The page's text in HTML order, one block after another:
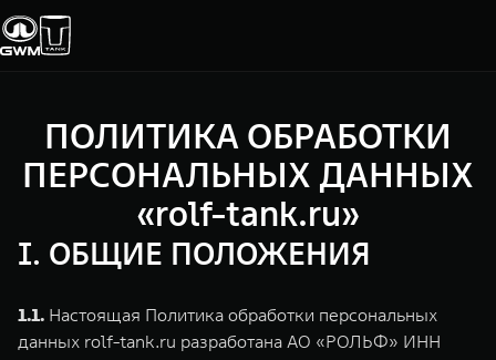
Модели
Покупателям
ВЫБОР АВТОМОБИЛЯ
Спецпредложения
Конфигуратор
Тест-драйв
Владельцам
ГАРАНТИЯ И ПОДДЕРЖКА
Гарантия
Помощь на дороге
О дилере
О нас
35 лет GWM
GWM ТЕХ ДЕНЬ
ПОЛИТИКА ОБРАБОТКИ
ПЕРСОНАЛЬНЫХ ДАННЫХ
«rolf-tank.ru»
I. ОБЩИЕ ПОЛОЖЕНИЯ
1.1. Настоящая Политика обработки персональных
данных rolf-tank.ru разработана АО «РОЛЬФ» ИНН